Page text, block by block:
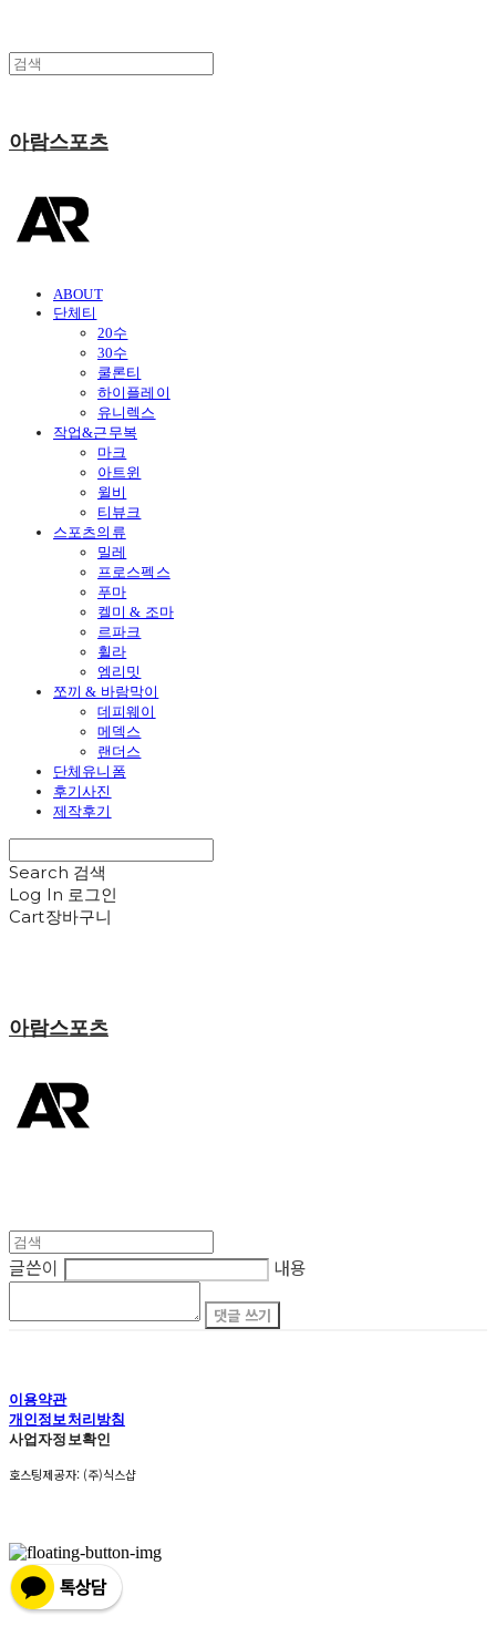
아람스포츠
ABOUT
단체티
20수
30수
쿨론티
하이플레이
유니렉스
작업&근무복
마크
아트윈
윌비
티뷰크
스포츠의류
밀레
프로스펙스
푸마
켈미 & 조마
르파크
휠라
엠리밋
쪼끼 & 바람막이
데피웨이
메덱스
랜더스
단체유니폼
후기사진
제작후기
Search 검색
Log In 로그인
Cart장바구니
아람스포츠
글쓴이 내용
댓글 쓰기
이용약관
개인정보처리방침
사업자정보확인
호스팅제공자: (주)식스샵